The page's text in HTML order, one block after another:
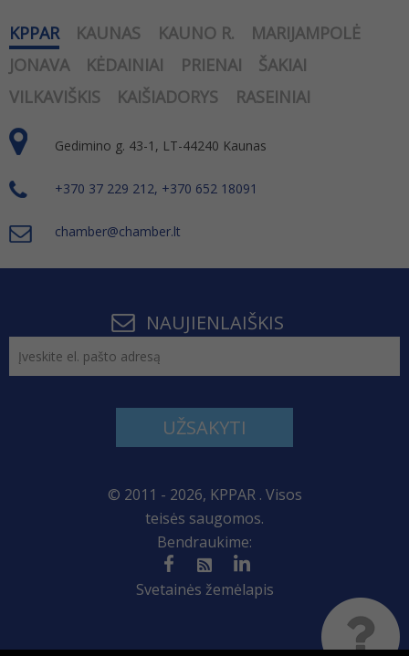
KPPAR KAUNAS KAUNO R.
MARIJAMPOLĖ
JONAVA
KĖDAINIAI PRIENAI
ŠAKIAI
VILKAVIŠKIS
KAIŠIADORYS RASEINIAI
Gedimino g. 43-1, LT-44240 Kaunas
+370 37 229 212, +370 652 18091
chamber@chamber.lt
NAUJIENLAIŠKIS
UŽSAKYTI
© 2011 - 2026, KPPAR . Visos
teisės saugomos.
Bendraukime:
Svetainės žemėlapis